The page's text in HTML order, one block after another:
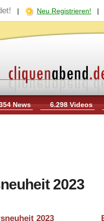
| Neu Registrieren!
News 6.298 Videos
2023
2023